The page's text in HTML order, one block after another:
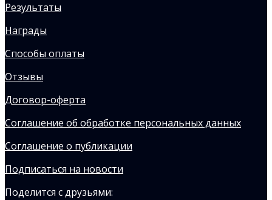
Результаты
Награды
Способы оплаты
Отзывы
Договор-оферта
Соглашение об обработке персональных данных
Соглашение о публикации
Подписаться на новости
Поделится с друзьями: